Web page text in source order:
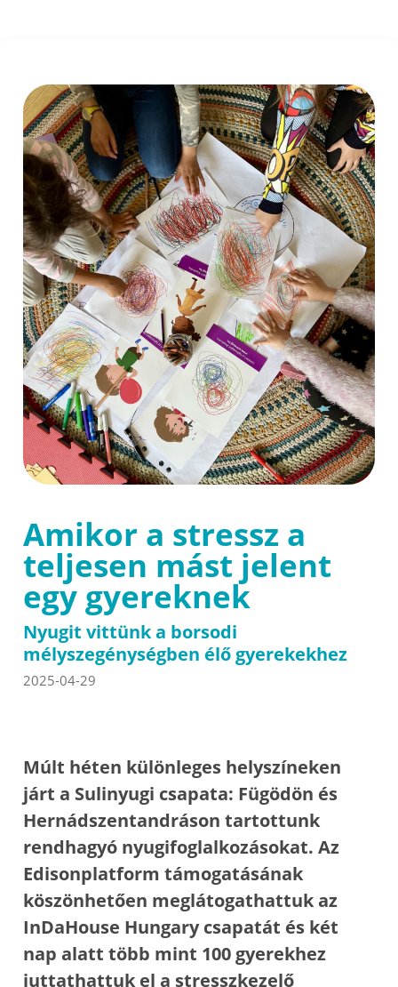
Amikor a stressz a
teljesen mást jelent
egy gyereknek
Nyugit vittünk a borsodi
mélyszegénységben élő gyerekekhez
2025-04-29
Múlt héten különleges helyszíneken
járt a Sulinyugi csapata: Fügödön és
Hernádszentandráson tartottunk
rendhagyó nyugifoglalkozásokat. Az
Edisonplatform támogatásának
köszönhetően meglátogathattuk az
InDaHouse Hungary csapatát és két
nap alatt több mint 100 gyerekhez
juttathattuk el a stresszkezelő